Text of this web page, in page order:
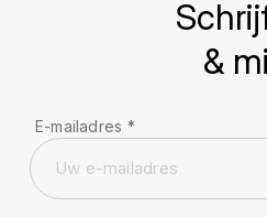
&
E-mailadres *